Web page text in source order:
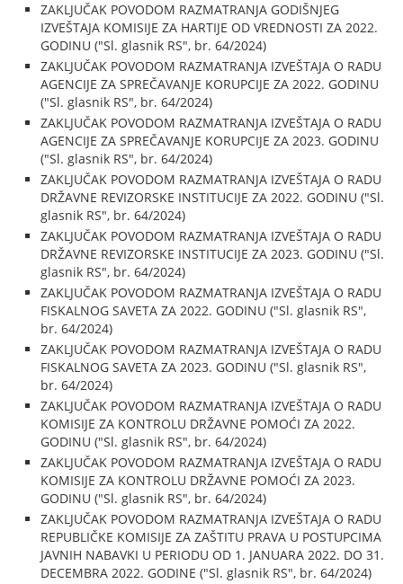
ZAKLJUČAK POVODOM RAZMATRANJA GODIŠNJEG
IZVEŠTAJA KOMISIJE ZA HARTIJE OD VREDNOSTI ZA 2022.
GODINU ("Sl. glasnik RS", br. 64/2024)
ZAKLJUČAK POVODOM RAZMATRANJA IZVEŠTAJA O RADU
AGENCIJE ZA SPREČAVANJE KORUPCIJE ZA 2022. GODINU
("Sl. glasnik RS", br. 64/2024)
ZAKLJUČAK POVODOM RAZMATRANJA IZVEŠTAJA O RADU
AGENCIJE ZA SPREČAVANJE KORUPCIJE ZA 2023. GODINU
("Sl. glasnik RS", br. 64/2024)
ZAKLJUČAK POVODOM RAZMATRANJA IZVEŠTAJA O RADU
DRŽAVNE REVIZORSKE INSTITUCIJE ZA 2022. GODINU ("Sl.
glasnik RS", br. 64/2024)
ZAKLJUČAK POVODOM RAZMATRANJA IZVEŠTAJA O RADU
DRŽAVNE REVIZORSKE INSTITUCIJE ZA 2023. GODINU ("Sl.
glasnik RS", br. 64/2024)
ZAKLJUČAK POVODOM RAZMATRANJA IZVEŠTAJA O RADU
FISKALNOG SAVETA ZA 2022. GODINU ("Sl. glasnik RS",
br. 64/2024)
ZAKLJUČAK POVODOM RAZMATRANJA IZVEŠTAJA O RADU
FISKALNOG SAVETA ZA 2023. GODINU ("Sl. glasnik RS",
br. 64/2024)
ZAKLJUČAK POVODOM RAZMATRANJA IZVEŠTAJA O RADU
KOMISIJE ZA KONTROLU DRŽAVNE POMOĆI ZA 2022.
GODINU ("Sl. glasnik RS", br. 64/2024)
ZAKLJUČAK POVODOM RAZMATRANJA IZVEŠTAJA O RADU
KOMISIJE ZA KONTROLU DRŽAVNE POMOĆI ZA 2023.
GODINU ("Sl. glasnik RS", br. 64/2024)
ZAKLJUČAK POVODOM RAZMATRANJA IZVEŠTAJA O RADU
REPUBLIČKE KOMISIJE ZA ZAŠTITU PRAVA U POSTUPCIMA
JAVNIH NABAVKI U PERIODU OD 1. JANUARA 2022. DO 31.
DECEMBRA 2022. GODINE ("Sl. glasnik RS", br. 64/2024)